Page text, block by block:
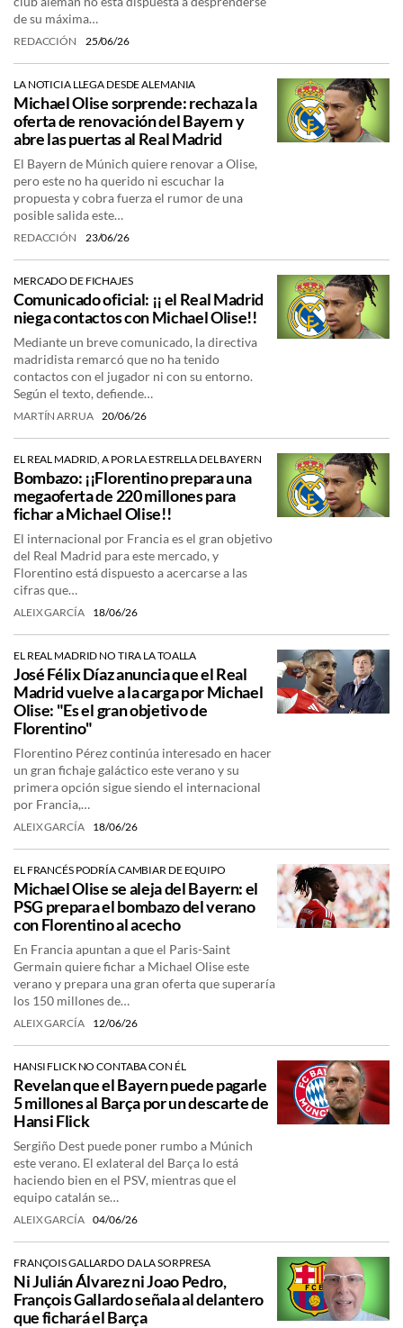
de su máxima…
REDACCIÓN 25/06/26
LA NOTICIA LLEGA DESDE ALEMANIA
Michael Olise sorprende: rechaza la
oferta de renovación del Bayern y
abre las puertas al Real Madrid
El Bayern de Múnich quiere renovar a Olise,
pero este no ha querido ni escuchar la
propuesta y cobra fuerza el rumor de una
posible salida este…
REDACCIÓN 23/06/26
MERCADO DE FICHAJES
Comunicado oficial: ¡¡ el Real Madrid
niega contactos con Michael Olise!!
Mediante un breve comunicado, la directiva
madridista remarcó que no ha tenido
contactos con el jugador ni con su entorno.
Según el texto, defiende…
MARTÍN ARRUA 20/06/26
EL REAL MADRID, A POR LA ESTRELLA DEL BAYERN
Bombazo: ¡¡Florentino prepara una
megaoferta de 220 millones para
fichar a Michael Olise!!
El internacional por Francia es el gran objetivo
del Real Madrid para este mercado, y
Florentino está dispuesto a acercarse a las
cifras que…
ALEIX GARCÍA 18/06/26
EL REAL MADRID NO TIRA LA TOALLA
José Félix Díaz anuncia que el Real
Madrid vuelve a la carga por Michael
Olise: "Es el gran objetivo de
Florentino"
Florentino Pérez continúa interesado en hacer
un gran fichaje galáctico este verano y su
primera opción sigue siendo el internacional
por Francia,…
ALEIX GARCÍA 18/06/26
EL FRANCÉS PODRÍA CAMBIAR DE EQUIPO
Michael Olise se aleja del Bayern: el
PSG prepara el bombazo del verano
con Florentino al acecho
En Francia apuntan a que el Paris-Saint
Germain quiere fichar a Michael Olise este
verano y prepara una gran oferta que superaría
los 150 millones de…
ALEIX GARCÍA 12/06/26
HANSI FLICK NO CONTABA CON ÉL
Revelan que el Bayern puede pagarle
5 millones al Barça por un descarte de
Hansi Flick
Sergiño Dest puede poner rumbo a Múnich
este verano. El exlateral del Barça lo está
haciendo bien en el PSV, mientras que el
equipo catalán se…
ALEIX GARCÍA 04/06/26
FRANÇOIS GALLARDO DA LA SORPRESA
Ni Julián Álvarez ni Joao Pedro,
François Gallardo señala al delantero
que fichará el Barça